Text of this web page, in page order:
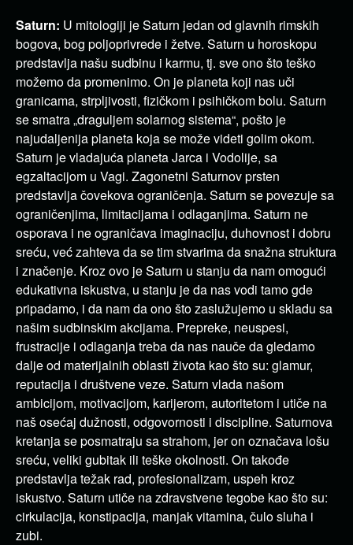
Saturn: U mitologiji je Saturn jedan od glavnih rimskih
bogova, bog poljoprivrede i žetve. Saturn u horoskopu
predstavlja našu sudbinu i karmu, tj. sve ono što teško
možemo da promenimo. On je planeta koji nas uči
granicama, strpljivosti, fizičkom i psihičkom bolu. Saturn
se smatra „draguljem solarnog sistema“, pošto je
najudaljenija planeta koja se može videti golim okom.
Saturn je vladajuća planeta Jarca i Vodolije, sa
egzaltacijom u Vagi. Zagonetni Saturnov prsten
predstavlja čovekova ograničenja. Saturn se povezuje sa
ograničenjima, limitacijama i odlaganjima. Saturn ne
osporava i ne ograničava imaginaciju, duhovnost i dobru
sreću, već zahteva da se tim stvarima da snažna struktura
i značenje. Kroz ovo je Saturn u stanju da nam omogući
edukativna iskustva, u stanju je da nas vodi tamo gde
pripadamo, i da nam da ono što zaslužujemo u skladu sa
našim sudbinskim akcijama. Prepreke, neuspesi,
frustracije i odlaganja treba da nas nauče da gledamo
dalje od materijalnih oblasti života kao što su: glamur,
reputacija i društvene veze. Saturn vlada našom
ambicijom, motivacijom, karijerom, autoritetom i utiče na
naš osećaj dužnosti, odgovornosti i discipline. Saturnova
kretanja se posmatraju sa strahom, jer on označava lošu
sreću, veliki gubitak ili teške okolnosti. On takođe
predstavlja težak rad, profesionalizam, uspeh kroz
iskustvo. Saturn utiče na zdravstvene tegobe kao što su:
cirkulacija, konstipacija, manjak vitamina, čulo sluha i
zubi.